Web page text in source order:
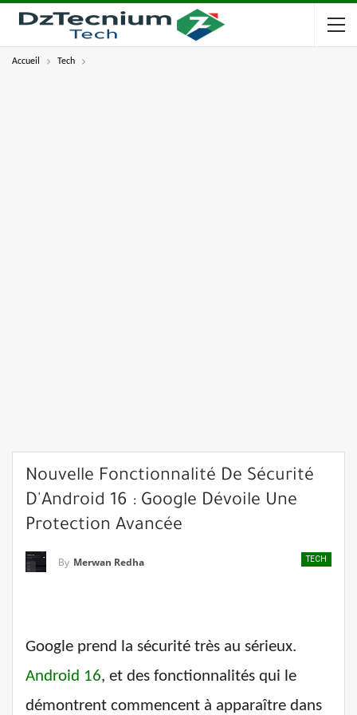
Accueil Tech
Nouvelle Fonctionnalité De Sécurité
D'Android 16 : Google Dévoile Une
Protection Avancée
TECH
By Merwan Redha
Google prend la sécurité très au sérieux.
Android 16, et des fonctionnalités qui le
démontrent commencent à apparaître dans